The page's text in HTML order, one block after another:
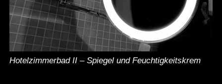
Hotelzimmerbad II – Spiegel und Feuchtigkeitskrem